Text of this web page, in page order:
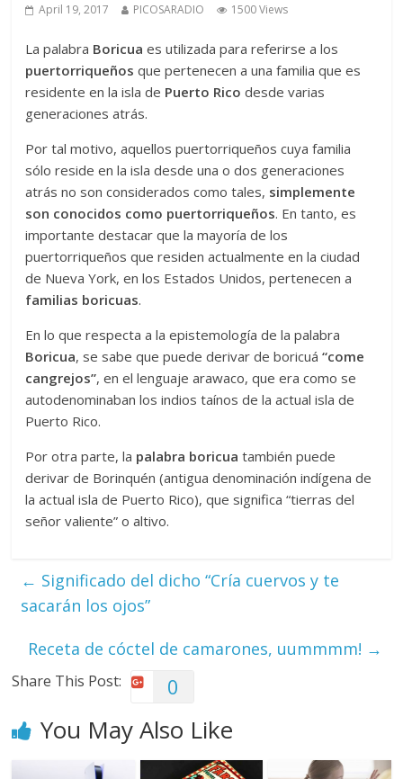
April 19, 2017 PICOSARADIO 1500 Views
La palabra Boricuaes utilizada para referirse a los
puertorriqueñosque pertenecen a una familia que es
residente en la isla de Puerto Rico desde varias
generaciones atrás.
Por tal motivo, aquellos puertorriqueños cuya familia
sólo reside en la isla desde una o dos generaciones
atrás no son considerados como tales, simplemente
son conocidos como puertorriqueños. En tanto, es
importante destacar que la mayoría de los
puertorriqueños que residen actualmente en la ciudad
de Nueva York, en los Estados Unidos, pertenecen a
familias boricuas.
En lo que respecta a la epistemología de la palabra
Boricua, se sabe que puede derivar de boricuá“come
cangrejos”, en el lenguaje arawaco, que era como se
autodenominaban los indios taínos de la actual isla de
Puerto Rico.
Por otra parte, la palabra boricua también puede
derivar de Borinquén (antigua denominación indígena de
la actual isla de Puerto Rico), que significa “tierras del
señor valiente” o altivo.
← Significado del dicho “Cría cuervos y te
sacarán los ojos”
Receta de cóctel de camarones, uummmm! →
Share This Post: 0
You May Also Like